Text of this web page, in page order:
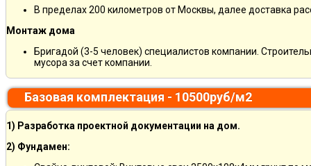
В пределах 200 километров от Москвы, далее доставка
Монтаж дома
Бригадой (3-5 человек) специалистов компании.
мусора за счет компании.
Базовая комплектация - 10500руб/м2
1) Разработка проектной документации на дом.
2) Фундамен: